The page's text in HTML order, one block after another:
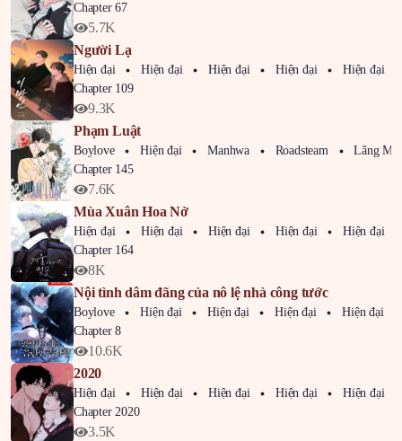
Chapter 67
5.7K
Người Lạ
Hiện đại Hiện đại Hiện đại Hiện đại
Hiện đại
Chapter 109
9.3K
Phạm Luật
Boylove Hiện đại Manhwa Roadsteam
Lãng
Chapter 145
7.6K
Mùa Xuân Hoa Nở
Hiện đại Hiện đại Hiện đại Hiện đại
Hiện đại
Chapter 164
8K
Nội tình dâm đãng của nô lệ nhà công tước
Boylove Hiện đại Hiện đại Hiện đại
Hiện đại
Chapter 8
10.6K
2020
Hiện đại Hiện đại Hiện đại Hiện đại
Hiện đại
Chapter 2020
3.5K